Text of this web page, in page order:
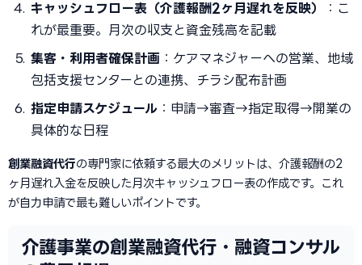
キャッシュフロー表（介護報酬2ヶ月遅れを反映）
：こ
れが最重要。月次の収支と資金残高を記載
集客・利用者確保計画 ：ケアマネジャーへの営業、地域
包括支援センターとの連携、チラシ配布計画
指定申請スケジュール ：申請→審査→指定取得→開業の
具体的な日程
創業融資代行の専門家に依頼する最大のメリットは、介護報酬の2
ヶ月遅れ入金を反映した月次キャッシュフロー表の作成です。これ
が自力申請で最も難しいポイントです。
介護事業の創業融資代行・融資コンサル